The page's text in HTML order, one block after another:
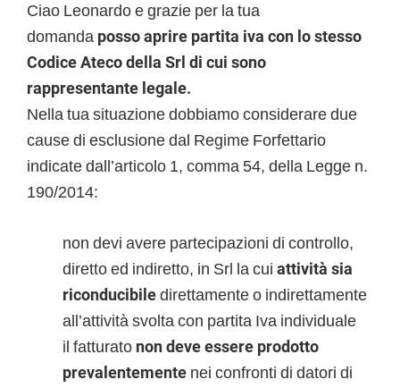
Ciao Leonardo e grazie per la tua
domanda posso aprire partita iva con lo stesso
Codice Ateco della Srl di cui sono
rappresentante legale.
Nella tua situazione dobbiamo considerare due
cause di esclusione dal Regime Forfettario
indicate dall’articolo 1, comma 54, della Legge n.
190/2014:
non devi avere partecipazioni di controllo,
diretto ed indiretto, in Srl la cui attività sia
riconducibiledirettamente o indirettamente
all’attività svolta con partita Iva individuale
il fatturato non deve essere prodotto
prevalentemente nei confronti di datori di